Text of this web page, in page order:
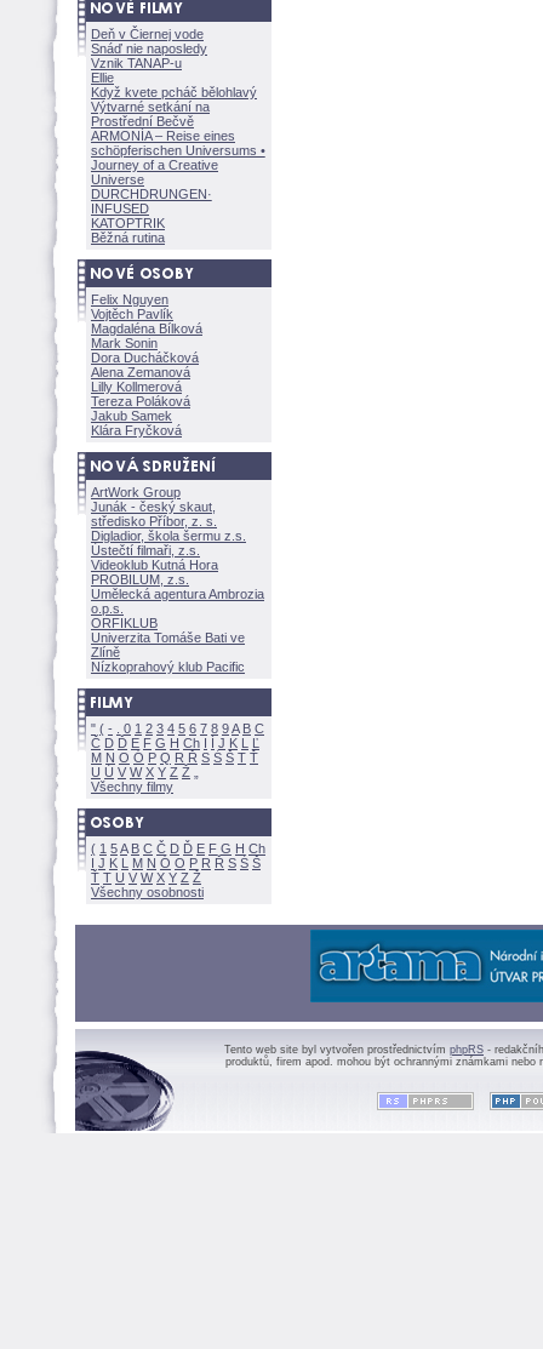
Deň v Čiernej vode
Snáď nie naposledy
Vznik TANAP-u
Ellie
Když kvete pcháč bělohlavý
Výtvarné setkání na
Prostřední Bečvě
ARMONÍA – Reise eines
schöpferischen Universums •
Journey of a Creative
Universe
DURCHDRUNGEN·
INFUSED
KATOPTRIK
Běžná rutina
Felix Nguyen
Vojtěch Pavlík
Magdaléna Bílkov
Mark Sonin
Dora Ducháčkov
Alena Zemanov
Lilly Kollmerov
Tereza Polákov
Jakub Samek
Klára Fryčkov
ArtWork Group
Junák - český skaut,
středisko Příbor, z. s.
Digladior, škola šermu z.s.
Ústečtí filmaři, z.s.
Videoklub Kutná Hora
PROBILUM, z.s.
Umělecká agentura Ambrozia
o.p.s.
ORFIKLUB
Univerzita Tomáše Bati ve
Zlíně
Nízkoprahový klub Pacific
" ( - 0 1 2 3 4 5 6 7 8 9A B C
Č D Ď E F G H Ch I Í J K L
Ľ
M N O Ó P Q R Ř S Ś T Ť
U Ú V W X Y Z
Všechny filmy
( 1 5A B C Č D Ď E F G H Ch
I J K L M N Ó O P R Ř S Ś
Ť T U V W X Y Z
Všechny osobnosti
Tento web site byl vytvořen prostřednictvím phpRS -
produktů, firem apod. mohou být ochrannými známkami